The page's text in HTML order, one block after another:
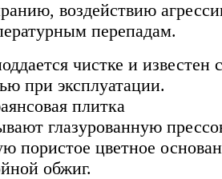
воздействию
перепадам.
чистке и известен
при эксплуатации.
плитка
глазурованную
пористое цветное
обжиг.